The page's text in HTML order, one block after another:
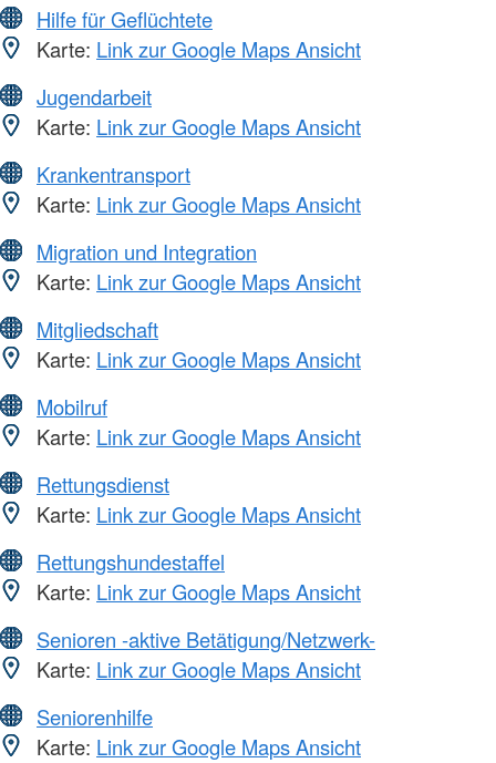
Hilfe für Geflüchtete
Karte: Link zur Google Maps Ansicht
Jugendarbeit
Karte: Link zur Google Maps Ansicht
Krankentransport
Karte: Link zur Google Maps Ansicht
Migration und Integration
Karte: Link zur Google Maps Ansicht
Mitgliedschaft
Karte: Link zur Google Maps Ansicht
Mobilruf
Karte: Link zur Google Maps Ansicht
Rettungsdienst
Karte: Link zur Google Maps Ansicht
Rettungshundestaffel
Karte: Link zur Google Maps Ansicht
Senioren -aktive Betätigung/Netzwerk-
Karte: Link zur Google Maps Ansicht
Seniorenhilfe
Karte: Link zur Google Maps Ansicht